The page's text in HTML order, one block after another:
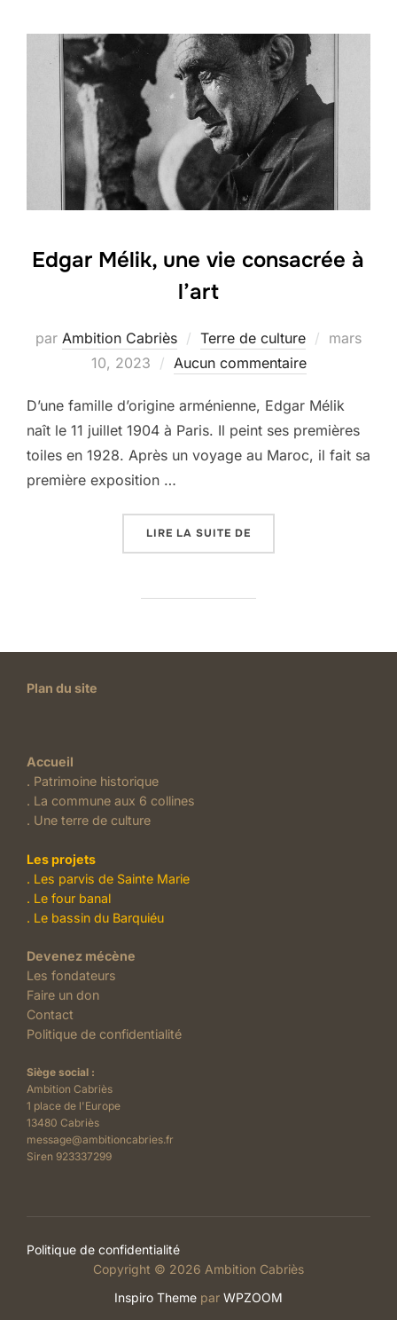
Edgar Mélik, une vie consacrée à
l’art
par Ambition Cabriès Terre de culture
Publié
mars
10, 2023
Aucun commentaire
D’une famille d’origine arménienne, Edgar Mélik
naît le 11 juillet 1904 à Paris. Il peint ses premières
toiles en 1928. Après un voyage au Maroc, il fait sa
première exposition …
LIRE LA SUITE DE
Plan du site
Accueil
. Patrimoine historique
. La commune aux 6 collines
. Une terre de culture
Les projets
. Les parvis de Sainte Marie
. Le four banal
. Le bassin du Barquiéu
Devenez mécène
Les fondateurs
Faire un don
Contact
Politique de confidentialité
Siège social :
Ambition Cabriès
1 place de l'Europe
13480 Cabriès
message@ambitioncabries.fr
Siren 923337299
Politique de confidentialité
Copyright © 2026 Ambition Cabriès
Inspiro Theme par WPZOOM